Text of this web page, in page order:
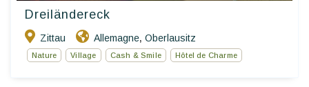
Dreiländereck
Zittau Allemagne, Oberlausitz
Nature Village Cash & Smile Hôtel de Charme